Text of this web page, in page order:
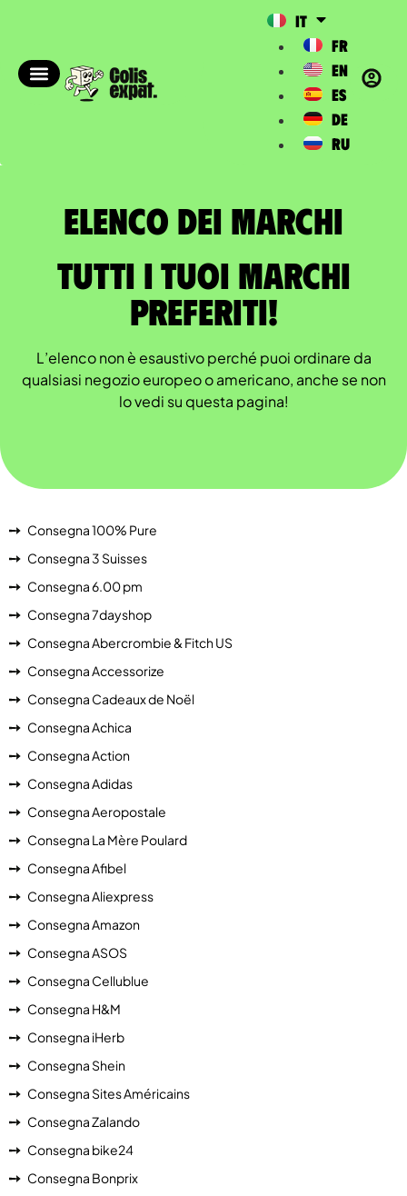
IT
FR
EN
ES
DE
RU
Elenco dei marchi​
Tutti i tuoi marchi
preferiti!
L’elenco non è esaustivo perché puoi ordinare da
qualsiasi negozio europeo o americano, anche se non
lo vedi su questa pagina!
Consegna 100% Pure
Consegna 3 Suisses
Consegna 6.00 pm
Consegna 7dayshop
Consegna Abercrombie & Fitch US
Consegna Accessorize
Consegna Cadeaux de Noël
Consegna Achica
Consegna Action
Consegna Adidas
Consegna Aeropostale
Consegna La Mère Poulard
Consegna Afibel
Consegna Aliexpress
Consegna Amazon
Consegna ASOS
Consegna Cellublue
Consegna H&M
Consegna iHerb
Consegna Shein
Consegna Sites Américains
Consegna Zalando
Consegna bike24
Consegna Bonprix